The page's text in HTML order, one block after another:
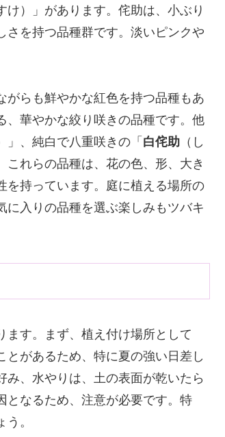
け）」があります。侘助は、小ぶり
さを持つ品種群です。淡いピンクや
がらも鮮やかな紅色を持つ品種もあ
、華やかな絞り咲きの品種です。他
」、純白で八重咲きの「 白侘助 （し
れらの品種は、花の色、形、大き
を持っています。庭に植える場所の
入りの品種を選ぶ楽しみもツバキ
ます。まず、植え付け場所として
があるため、特に夏の強い日差し
、水やりは、土の表面が乾いたら
となるため、注意が必要です。特
。